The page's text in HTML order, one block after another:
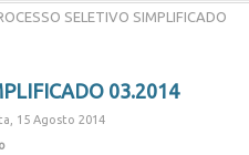
SELETIVO SIMPLIFICADO
03.2014
15 Agosto 2014